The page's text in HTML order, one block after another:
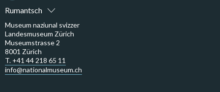
Rumantsch
Museum naziunal svizzer
Landesmuseum Zürich
Museumstrasse 2
8001 Zürich
T. +41 44 218 65 11
info@nationalmuseum.ch